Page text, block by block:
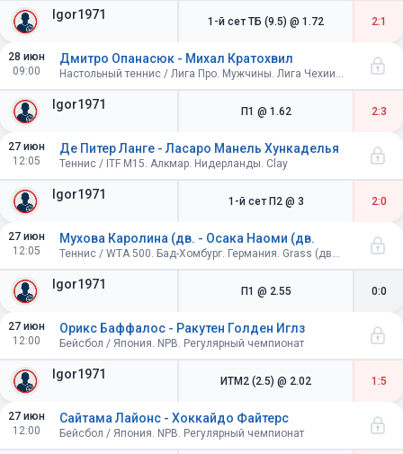
Igor1971 1-й сет ТБ (9.5) @ 1.72 2:1
28 июн
09:00
Igor1971
Дмитро Опанасюк - Михал Кратохвил
Настольный теннис / Лига Про. Мужчины. Лига Чехии. Стол А17
П1 @ 1.62 2:3
27 июн
12:05
Igor1971
Де Питер Ланге - Ласаро Манель Хункаделья
Теннис / ITF M15. Алкмар. Нидерланды. Clay
1-й сет П2 @ 3 2:0
27 июн
12:05
Igor1971
Мухова Каролина (дв. - Осака Наоми (дв.
Теннис / WTA 500. Бад-Хомбург. Германия. Grass (двойные ошибки)
П1 @ 2.55 0:0
27 июн
12:00
Igor1971
Орикс Баффалос - Ракутен Голден Иглз
Бейсбол / Япония. NPB. Регулярный чемпионат
ИТМ2 (2.5) @ 2.02 1:5
27 июн
12:00
Сайтама Лайонс - Хоккайдо Файтерс
Бейсбол / Япония. NPB. Регулярный чемпионат